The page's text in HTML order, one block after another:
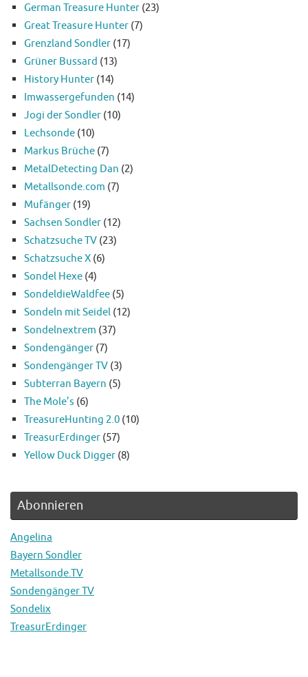
German Treasure Hunter (23)
Great Treasure Hunter (7)
Grenzland Sondler (17)
Grüner Bussard (13)
History Hunter (14)
Imwassergefunden (14)
Jogi der Sondler (10)
Lechsonde (10)
Markus Brüche (7)
MetalDetecting Dan (2)
Metallsonde.com (7)
Mufänger (19)
Sachsen Sondler (12)
Schatzsuche TV (23)
Schatzsuche X (6)
Sondel Hexe (4)
SondeldieWaldfee (5)
Sondeln mit Seidel (12)
Sondelnextrem (37)
Sondengänger (7)
Sondengänger TV (3)
Subterran Bayern (5)
The Mole’s (6)
TreasureHunting 2.0 (10)
TreasurErdinger (57)
Yellow Duck Digger (8)
Abonnieren
Angelina
Bayern Sondler
Metallsonde.TV
Sondengänger TV
Sondelix
TreasurErdinger